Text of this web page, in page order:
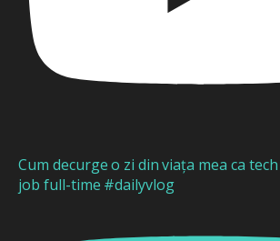
Cum decurge o zi din viața mea ca
job full-time #dailyvlog